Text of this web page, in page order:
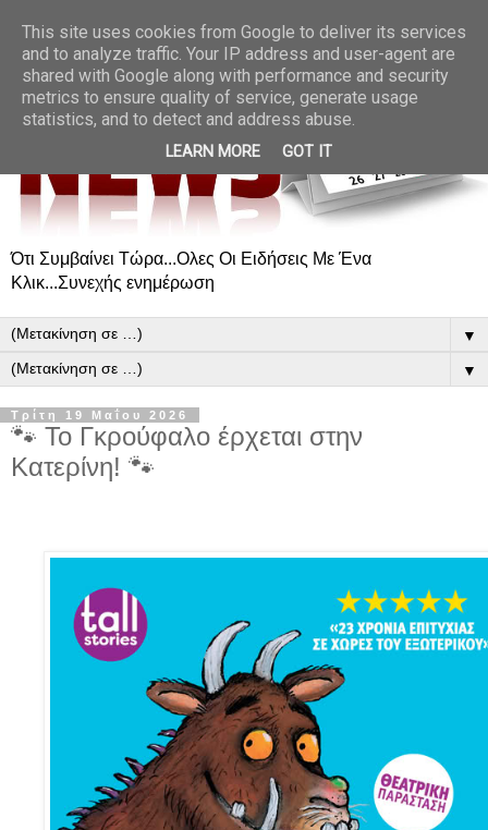
Ότι Συμβαίνει Τώρα...Ολες Οι Ειδήσεις Με Ένα
Κλικ...Συνεχής ενημέρωση
▼
▼
Τρίτη 19 Μαΐου 2026
🐾 Το Γκρούφαλο έρχεται στην
Κατερίνη! 🐾
This site uses cookies from Google to deliver its services
and to analyze traffic. Your IP address and user-agent are
shared with Google along with performance and security
metrics to ensure quality of service, generate usage
statistics, and to detect and address abuse.
LEARN MORE GOT IT